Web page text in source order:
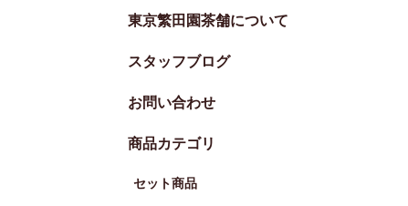
東京繁田園茶舗について
スタッフブログ
お問い合わせ
商品カテゴリ
セット商品